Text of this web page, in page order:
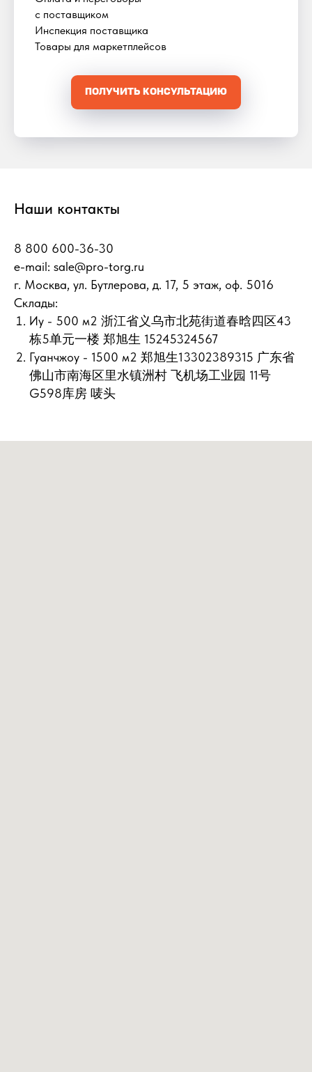
с поставщиком
Инспекция поставщика
Товары для маркетплейсов
ПОЛУЧИТЬ КОНСУЛЬТАЦИЮ
Наши контакты
8 800 600-36-30
e-mail: sale@pro-torg.ru
г. Москва, ул. Бутлерова, д. 17, 5 этаж, оф. 5016
Склады:
Иу - 500 м2 浙江省义乌市北苑街道春晗四区43
栋5单元一楼 郑旭生 15245324567
Гуанчжоу - 1500 м2 郑旭生13302389315 广东省
佛山市南海区里水镇洲村 飞机场工业园 11号
G598库房 唛头